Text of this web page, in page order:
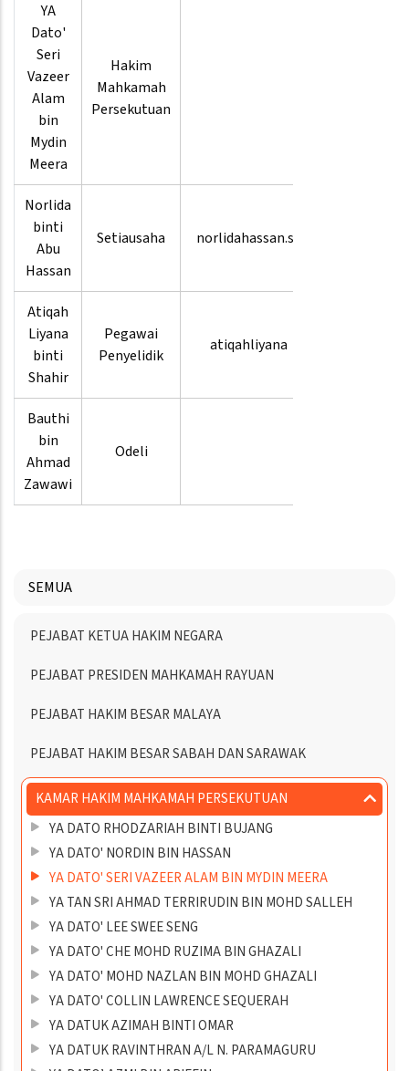
YA
Dato'
Seri
Vazeer
Alam
bin
Mydin
Meera
Hakim
Mahkamah
Persekutuan
Norlida
binti
Abu
Hassan
Setiausaha norlidahassan.su
Atiqah
Liyana
binti
Shahir
Pegawai
Penyelidik
atiqahliyana
Bauthi
bin
Ahmad
Zawawi
Odeli
SEMUA
Menu
PEJABAT KETUA HAKIM NEGARA
PEJABAT PRESIDEN MAHKAMAH RAYUAN
PEJABAT HAKIM BESAR MALAYA
PEJABAT HAKIM BESAR SABAH DAN SARAWAK
KAMAR HAKIM MAHKAMAH PERSEKUTUAN
YA DATO RHODZARIAH BINTI BUJANG
YA DATO' NORDIN BIN HASSAN
YA DATO' SERI VAZEER ALAM BIN MYDIN MEERA
YA TAN SRI AHMAD TERRIRUDIN BIN MOHD SALLEH
YA DATO' LEE SWEE SENG
YA DATO' CHE MOHD RUZIMA BIN GHAZALI
YA DATO' MOHD NAZLAN BIN MOHD GHAZALI
YA DATO' COLLIN LAWRENCE SEQUERAH
YA DATUK AZIMAH BINTI OMAR
YA DATUK RAVINTHRAN A/L N. PARAMAGURU